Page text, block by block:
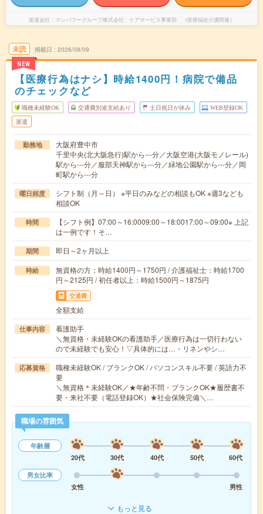
派遣会社 マンパワーグループ株式会社 ケアサービス事業部 （医療福祉介護関連）
未読
NEW
掲載日 2026/08/09
【医療行為はナシ】時給1400円！病院で備品
のチェックなど
職種未経験OK 交通費別途支給あり 土日祝日が休み WEB登録OK
派遣
勤務地
大阪府豊中市
千里中央(北大阪急行)駅から---分／大阪空港(大阪モノレール)
駅から---分／服部天神駅から---分／緑地公園駅から---分／岡
町駅から---分
曜日頻度
シフト制（月～日） ※平日のみなどの相談もOK ※週3なども
相談OK
時間
【シフト例】07:00～16:0009:00～18:0017:00～09:00※ 上記
は一例です！そ…
期間 即日～2ヶ月以上
時給
無資格の方：時給1400円～1750円 / 介護福祉士：時給1700
円～2125円 / 初任者以上：時給1500円～1875円
交通費
全額支給
仕事内容
看護助手
＼無資格・未経験OKの看護助手／医療行為は一切行わない
ので未経験でも安心！▽具体的には…・リネンやシ…
応募資格
職種未経験OK / ブランクOK / パソコンスキル不要 / 英語力不
要
＼無資格＊未経験OK／★年齢不問・ブランクOK★履歴書不
要・来社不要（電話登録OK）★社会保険完備＼…
職場の雰囲気
年齢層
20代
30代 40代 50代
60代
男女比率
女性
男性
もっと見る